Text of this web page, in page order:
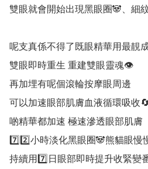
雙眼就會開始出現黑眼圈🐼、細
呢支真係不得了既眼精華用最靚
雙眼即時重生 重建雙眼靈魂👁️
再加埋有呢個滾輪按摩眼周邊
可以加速眼部肌膚血液循環吸收🔄
啲精華都加速 極速滲透眼部肌膚
7️⃣2️⃣小時淡化黑眼圈🐼熊貓眼慢
持續用7️⃣日眼部即時提升收緊變